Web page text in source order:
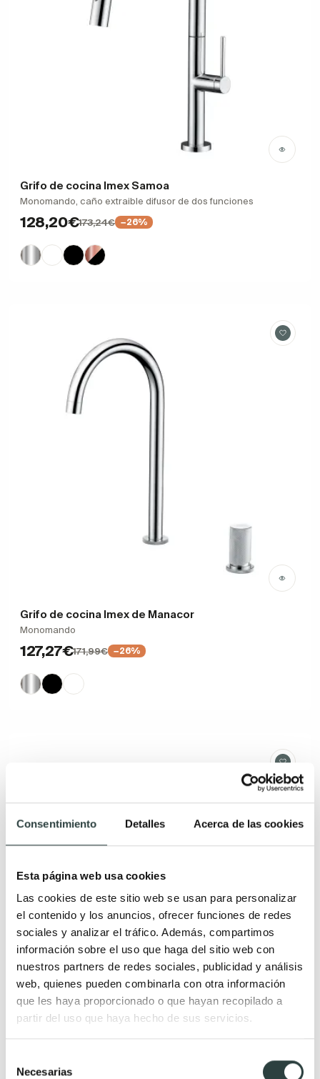
Consentimiento Detalles Acerca de las cookies
Esta página web usa cookies
Las cookies de este sitio web se usan para personalizar
el contenido y los anuncios, ofrecer funciones de redes
sociales y analizar el tráfico. Además, compartimos
información sobre el uso que haga del sitio web con
nuestros partners de redes sociales, publicidad y análisis
web, quienes pueden combinarla con otra información
que les haya proporcionado o que hayan recopilado a
partir del uso que haya hecho de sus servicios.
Necesarias
Grifo de cocina Imex Samoa
Monomando, caño extraible difusor de dos funciones
128,20€173,24€ −26%
Grifo de cocina Imex de Manacor
Monomando
127,27€171,99€ −26%
Grifo de cocina Laos Imex